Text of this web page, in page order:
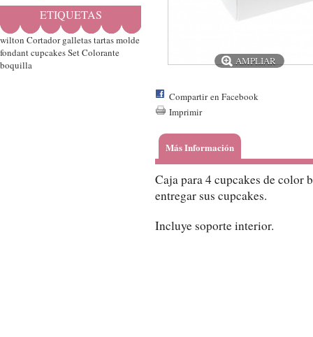
ETIQUETAS
wilton Cortador galletastartasmolde
fondantcupcakesSetColorante
boquilla
AMPLIAR
Compartir en Facebook
Imprimir
Más Información
Caja para 4 cupcakes de color
entregar sus cupcakes.
Incluye soporte interior.